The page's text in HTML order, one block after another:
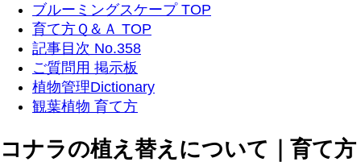
ブルーミングスケープ TOP
育て方Ｑ＆Ａ TOP
記事目次 No.358
ご質問用 掲示板
植物管理Dictionary
観葉植物 育て方
コナラの植え替えについて｜育て方